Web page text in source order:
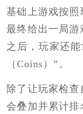
基础上游戏按照
最终给出一局游
之后，玩家还
（Coins）”。
除了让玩家检
会叠加并累计排